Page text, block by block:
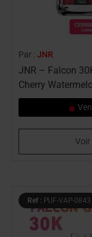
Par : JNR
JNR – Falcon
Cherry
Voir
Ref : PUF-VAP-0843